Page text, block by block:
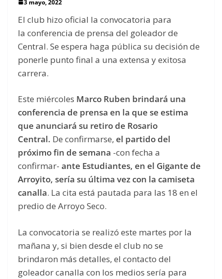
3 mayo, 2022
El club hizo oficial la convocatoria para
la conferencia de prensa del goleador de
Central. Se espera haga pública su decisión de
ponerle punto final a una extensa y exitosa
carrera.
Este miércoles Marco Ruben brindará una
conferencia de prensa en la que se estima
que anunciará su retiro de Rosario
Central. De confirmarse, el partido del
próximo fin de semana -con fecha a
confirmar- ante Estudiantes, en el Gigante de
Arroyito, sería su última vez con la camiseta
canalla. La cita está pautada para las 18 en el
predio de Arroyo Seco.
La convocatoria se realizó este martes por la
mañana y, si bien desde el club no se
brindaron más detalles, el contacto del
goleador canalla con los medios sería para